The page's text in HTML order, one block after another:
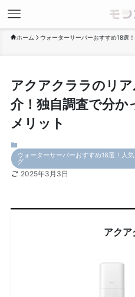
ホーム ウォーターサーバーおすすめ18選
アクアクララのリ
介！独自調査で分
メリット
ウォーターサーバーおすすめ18選！人
グ
2025年3月3日
アクア